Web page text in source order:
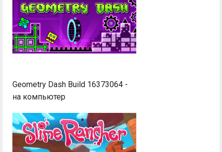
Geometry Dash Build 16373064 -
на компьютер